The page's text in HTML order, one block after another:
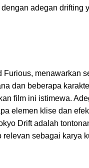
adegan drifting
menawarkan
dan beberapa
film ini istimewa.
elemen klise dan
Drift adalah
sebagai karya